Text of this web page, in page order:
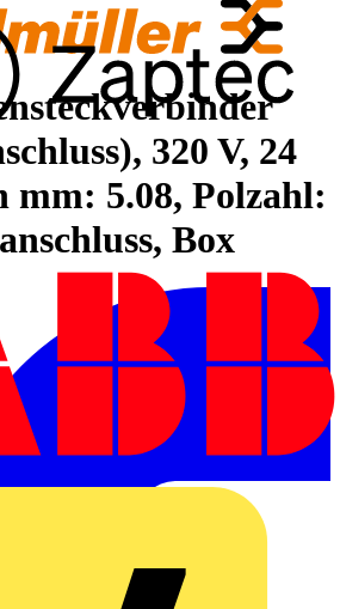
320 V, 24
mm: 5.08, Polzahl:
Box